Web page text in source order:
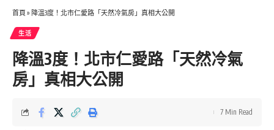
首頁 » 降溫3度！北市仁愛路「天然冷氣房」真相大公開
生活
降溫3度！北市仁愛路「天然冷氣
房」真相大公開
7 Min Read